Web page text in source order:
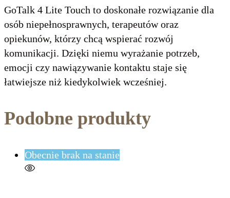
GoTalk 4 Lite Touch to doskonałe rozwiązanie dla
osób niepełnosprawnych, terapeutów oraz
opiekunów, którzy chcą wspierać rozwój
komunikacji. Dzięki niemu wyrażanie potrzeb,
emocji czy nawiązywanie kontaktu staje się
łatwiejsze niż kiedykolwiek wcześniej.
Podobne produkty
Obecnie brak na stanie